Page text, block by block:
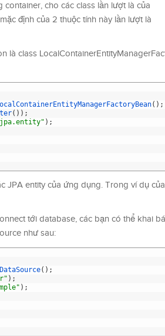
cho các class lần lượt là của
định của 2 thuộc tính này lần lượt là
là class
( ) ;
( ) ) ;
) ;
JPA entity của ứng dụng. Trong ví dụ
tới database, các bạn có thể khai
như sau:
( ) ;
) ;
) ;